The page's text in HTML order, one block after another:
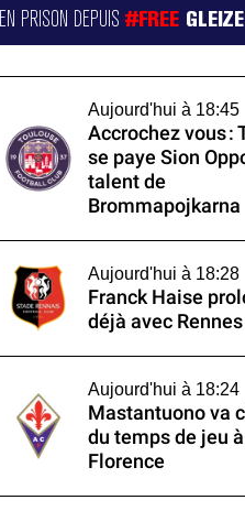
EN PRISON DEPUIS#FREE
Aujourd'hui à 18:45
Accrochez vous :
se paye Sion
talent de
Brommapojkarna
Aujourd'hui à 18:28
Franck Haise
déjà avec Rennes
Aujourd'hui à 18:24
Mastantuono va
du temps de jeu à
Florence